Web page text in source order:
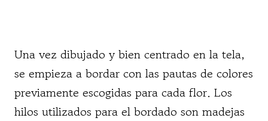
Una vez dibujado y bien centrado en la tela,
se empieza a bordar con las pautas de colores
previamente escogidas para cada flor. Los
hilos utilizados para el bordado son madejas